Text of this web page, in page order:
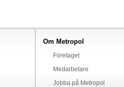
Om Metropol
Företaget
Medarbetare
Jobba på Metropol